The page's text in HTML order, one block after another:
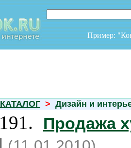
Пример:
КАТАЛОГ > Дизайн и
191. Продажа